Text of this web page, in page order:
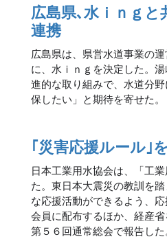
広島県､水ｉｎｇ
連携
広島県は、県営水道事業の
に、水ｉｎｇを決定した。
進的な取り組みで、水道分
保したい」と期待を寄せた。
｢災害応援ルール｣
日本工業用水協会は、「工
た。東日本大震災の教訓を
な応援活動ができるよう、
会員に配布するほか、経産
第５６回通常総会で報告した